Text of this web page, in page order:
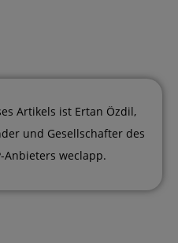
Artikels ist Ertan Özdil,
und Gesellschafter des
Anbieters weclapp.